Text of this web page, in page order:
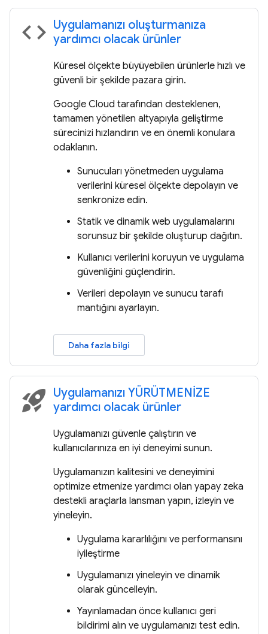
code Uygulamanızı oluşturmanıza
yardımcı olacak ürünler
Küresel ölçekte büyüyebilen ürünlerle hızlı ve
güvenli bir şekilde pazara girin.
Google Cloud tarafından desteklenen,
tamamen yönetilen altyapıyla geliştirme
sürecinizi hızlandırın ve en önemli konulara
odaklanın.
Sunucuları yönetmeden uygulama
verilerini küresel ölçekte depolayın ve
senkronize edin.
Statik ve dinamik web uygulamalarını
sorunsuz bir şekilde oluşturup dağıtın.
Kullanıcı verilerini koruyun ve uygulama
güvenliğini güçlendirin.
Verileri depolayın ve sunucu tarafı
mantığını ayarlayın.
Daha fazla bilgi
rocket_launch Uygulamanızı YÜRÜTMENİZE
yardımcı olacak ürünler
Uygulamanızı güvenle çalıştırın ve
kullanıcılarınıza en iyi deneyimi sunun.
Uygulamanızın kalitesini ve deneyimini
optimize etmenize yardımcı olan yapay zeka
destekli araçlarla lansman yapın, izleyin ve
yineleyin.
Uygulama kararlılığını ve performansını
iyileştirme
Uygulamanızı yineleyin ve dinamik
olarak güncelleyin.
Yayınlamadan önce kullanıcı geri
bildirimi alın ve uygulamanızı test edin.